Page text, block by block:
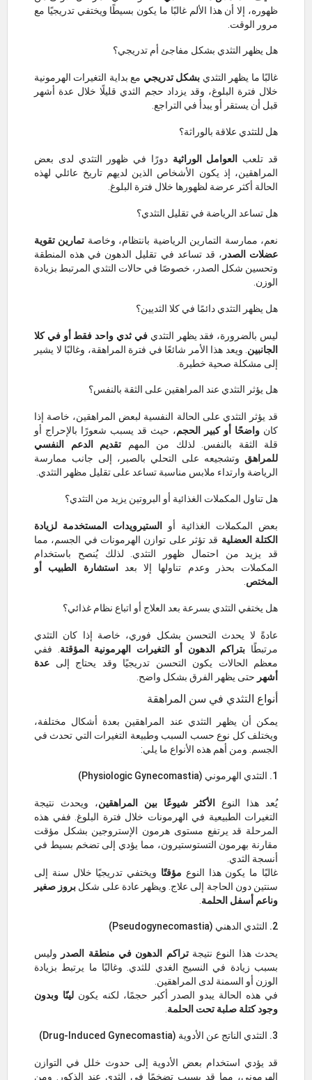
ظهوره، إلا أن هذا الألم غالبًا ما يكون بسيطًا ويختفي تدريجيًا مع
مرور الوقت.
هل يظهر التثدي بشكل مفاجئ أم تدريجي؟
غالبًا ما يظهر التثدي بشكل تدريجي مع بداية التغيرات الهرمونية
خلال فترة البلوغ، وقد يزداد حجم الثدي قليلًا خلال عدة أشهر
قبل أن يستقر أو يبدأ في التراجع.
هل للتثدي علاقة بالوراثة؟
قد تلعب العوامل الوراثية دورًا في ظهور التثدي لدى بعض
المراهقين، إذ يكون الأشخاص الذين لديهم تاريخ عائلي لهذه
الحالة أكثر عرضة لظهورها خلال فترة البلوغ.
هل تساعد الرياضة في تقليل التثدي؟
نعم، ممارسة التمارين الرياضية بانتظام، وخاصة تمارين تقوية
عضلات الصدر ، قد تساعد في تقليل الدهون في هذه المنطقة
وتحسين شكل الصدر، خصوصًا في حالات التثدي المرتبط بزيادة
الوزن.
هل يظهر التثدي دائمًا في كلا الثديين؟
ليس بالضرورة، فقد يظهر التثديفي ثدي واحد فقط أو في كلا
الجانبين . ويعد هذا الأمر شائعًا في فترة المراهقة، وغالبًا لا يشير
إلى مشكلة صحية خطيرة.
هل يؤثر التثدي عند المراهقين على الثقة بالنفس؟
قد يؤثر التثدي على الحالة النفسية لبعض المراهقين، خاصة إذا
كان واضحًا أو كبير الحجم، حيث قد يسبب شعورًا بالإحراج أو
قلة الثقة بالنفس. لذلك من المهم تقديم الدعم النفسي
للمراهق وتشجيعه على التحلي بالصبر، إلى جانب ممارسة
الرياضة وارتداء ملابس مناسبة تساعد على تقليل مظهر التثدي.
هل تناول المكملات الغذائية أو البروتين يزيد من التثدي؟
بعض المكملات الغذائية أو
الستيرويدات المستخدمة لزيادة
الكتلة العضلية قد تؤثر على توازن الهرمونات في الجسم، مما
قد يزيد من احتمال ظهور التثدي. لذلك يُنصح باستخدام
المكملات بحذر وعدم تناولها إلا بعد
استشارة الطبيب أو
المختص
هل يختفي التثدي بسرعة بعد العلاج أو اتباع نظام غذائي؟
عادةً لا يحدث التحسن بشكل فوري، خاصة إذا كان التثدي
مرتبطًا بتراكم الدهون أو التغيرات الهرمونية المؤقتة . ففي
معظم الحالات يكون التحسن تدريجيًا وقد يحتاج إلى عدة
أشهر حتى يظهر الفرق بشكل واضح.
أنواع التثدي في سن المراهقة
يمكن أن يظهر التثدي عند المراهقين بعدة أشكال مختلفة،
ويختلف كل نوع حسب السبب وطبيعة التغيرات التي تحدث في
الجسم. ومن أهم هذه الأنواع ما يلي:
1. التثدي الهرموني (Physiologic Gynecomastia)
يُعد هذا النوع الأكثر شيوعًا بين المراهقين، ويحدث نتيجة
التغيرات الطبيعية في الهرمونات خلال فترة البلوغ. ففي هذه
المرحلة قد يرتفع مستوى هرمون الإستروجين بشكل مؤقت
مقارنة بهرمون التستوستيرون، مما يؤدي إلى تضخم بسيط في
أنسجة الثدي.
غالبًا ما يكون هذا النوع مؤقتًا ويختفي تدريجيًا خلال سنة إلى
سنتين دون الحاجة إلى علاج. ويظهر عادة على شكل بروز صغير
وناعم أسفل الحلمة
2. التثدي الدهني (Pseudogynecomastia)
يحدث هذا النوع نتيجةتراكم الدهون في منطقة الصدر
وليس
بسبب زيادة في النسيج الغدي للثدي. وغالبًا ما يرتبط بزيادة
الوزن أو السمنة لدى المراهقين.
في هذه الحالة يبدو الصدر أكبر حجمًا، لكنه يكونلينًا وبدون
وجود كتلة صلبة تحت الحلمة.
3. التثدي الناتج عن الأدوية (Drug-Induced Gynecomastia)
قد يؤدي استخدام بعض الأدوية إلى حدوث خلل في التوازن
الهرموني، مما قد يسبب تضخمًا في الثدي عند الذكور. ومن